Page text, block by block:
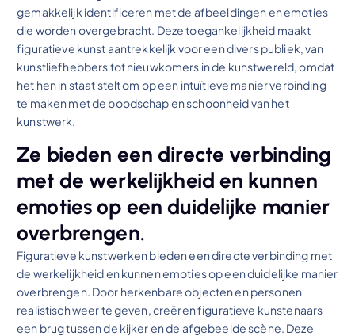
gemakkelijk identificeren met de afbeeldingen en emoties
die worden overgebracht. Deze toegankelijkheid maakt
figuratieve kunst aantrekkelijk voor een divers publiek, van
kunstliefhebbers tot nieuwkomers in de kunstwereld, omdat
het hen in staat stelt om op een intuïtieve manier verbinding
te maken met de boodschap en schoonheid van het
kunstwerk.
Ze bieden een directe verbinding
met de werkelijkheid en kunnen
emoties op een duidelijke manier
overbrengen.
Figuratieve kunstwerken bieden een directe verbinding met
de werkelijkheid en kunnen emoties op een duidelijke manier
overbrengen. Door herkenbare objecten en personen
realistisch weer te geven, creëren figuratieve kunstenaars
een brug tussen de kijker en de afgebeelde scène. Deze